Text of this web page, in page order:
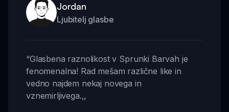
Jordan
Ljubitelj glasbe
“Glasbena raznolikost v Sprunki Barvah je
fenomenalna! Rad mešam različne like in
vedno najdem nekaj novega in
vznemirljivega.,,